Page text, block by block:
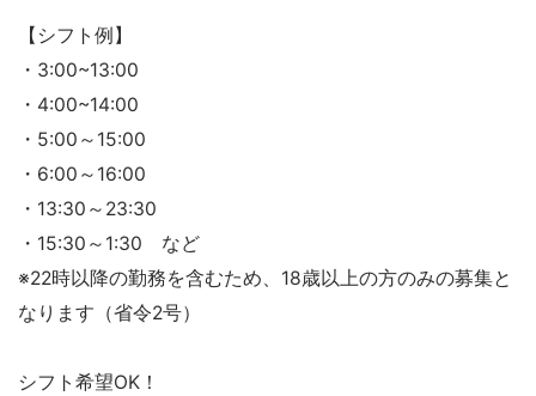
【シフト例】
・3:00~13:00
・4:00~14:00
・5:00～15:00
・6:00～16:00
・13:30～23:30
・15:30～1:30 など
※22時以降の勤務を含むため、18歳以上の方のみの募集と
なります（省令2号）
シフト希望OK！